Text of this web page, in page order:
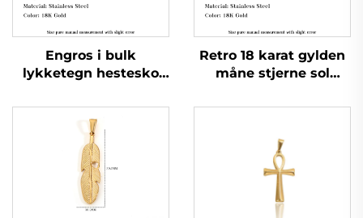
Engros i bulk
lykketegn hestesko
smykker
Retro 18 karat gylden
måne stjerne sol
naturnemsm smykker